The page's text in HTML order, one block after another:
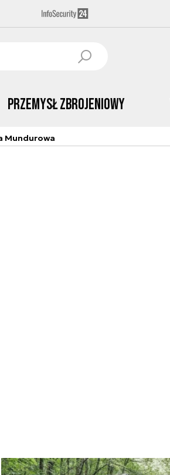
Przemysł Zbrojeniowy
Mundurowa